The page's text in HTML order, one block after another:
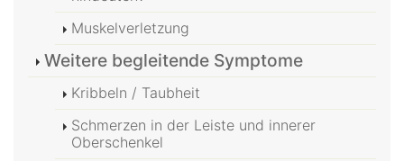
Muskelverletzung
Weitere begleitende Symptome
Kribbeln / Taubheit
Schmerzen in der Leiste und innerer
Oberschenkel